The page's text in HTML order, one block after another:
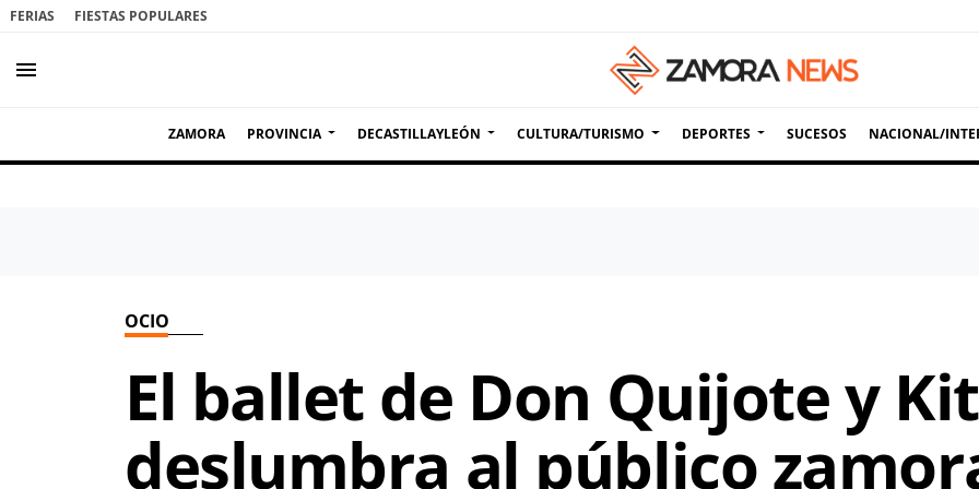
FERIAS FIESTAS POPULARES
menu
ZAMORA PROVINCIA DECASTILLAYLEÓN CULTURA/TURISMO DEPORTES SUCESOS NACIONAL/
OCIO
El ballet de Don Quijote y
deslumbra al público